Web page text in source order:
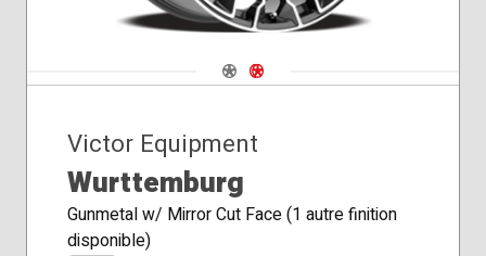
Navigate 1
Navigate 2
Victor Equipment
Wurttemburg
Gunmetal w/ Mirror Cut Face (1 autre finition
disponible)